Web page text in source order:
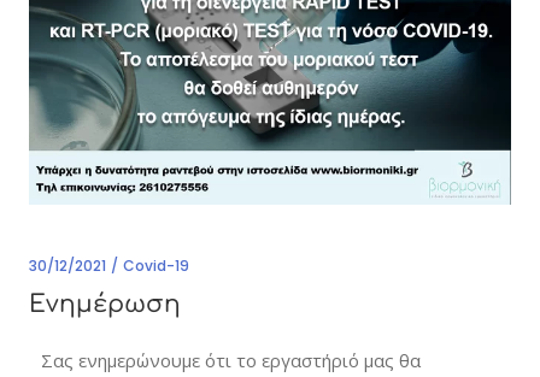
30/12/2021 Covid-19
Ενημέρωση
Σας ενημερώνουμε ότι το εργαστήριό μας θα